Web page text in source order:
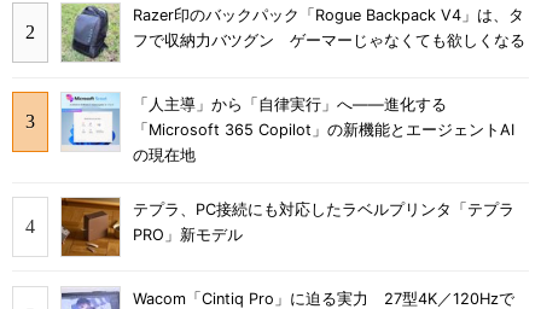
Razer印のバックパック「Rogue Backpack V4」は、タ
フで収納力バツグン ゲーマーじゃなくても欲しくなる
「人主導」から「自律実行」へ――進化する
「Microsoft 365 Copilot」の新機能とエージェントAI
の現在地
テプラ、PC接続にも対応したラベルプリンタ「テプラ
PRO」新モデル
Wacom「Cintiq Pro」に迫る実力 27型4K／120Hzで